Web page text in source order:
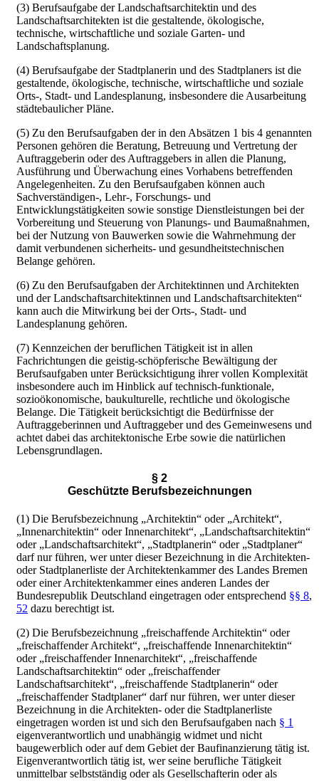
(3) Berufsaufgabe der Landschaftsarchitektin und des
Landschaftsarchitekten ist die gestaltende, ökologische,
technische, wirtschaftliche und soziale Garten- und
Landschaftsplanung.
(4) Berufsaufgabe der Stadtplanerin und des Stadtplaners ist die
gestaltende, ökologische, technische, wirtschaftliche und soziale
Orts-, Stadt- und Landesplanung, insbesondere die Ausarbeitung
städtebaulicher Pläne.
(5) Zu den Berufsaufgaben der in den Absätzen 1 bis 4 genannten
Personen gehören die Beratung, Betreuung und Vertretung der
Auftraggeberin oder des Auftraggebers in allen die Planung,
Ausführung und Überwachung eines Vorhabens betreffenden
Angelegenheiten. Zu den Berufsaufgaben können auch
Sachverständigen-, Lehr-, Forschungs- und
Entwicklungstätigkeiten sowie sonstige Dienstleistungen bei der
Vorbereitung und Steuerung von Planungs- und Baumaßnahmen,
bei der Nutzung von Bauwerken sowie die Wahrnehmung der
damit verbundenen sicherheits- und gesundheitstechnischen
Belange gehören.
(6) Zu den Berufsaufgaben der Architektinnen und Architekten
und der Landschaftsarchitektinnen und Landschaftsarchitekten“
kann auch die Mitwirkung bei der Orts-, Stadt- und
Landesplanung gehören.
(7) Kennzeichen der beruflichen Tätigkeit ist in allen
Fachrichtungen die geistig-schöpferische Bewältigung der
Berufsaufgaben unter Berücksichtigung ihrer vollen Komplexität
insbesondere auch im Hinblick auf technisch-funktionale,
sozioökonomische, baukulturelle, rechtliche und ökologische
Belange. Die Tätigkeit berücksichtigt die Bedürfnisse der
Auftraggeberinnen und Auftraggeber und des Gemeinwesens und
achtet dabei das architektonische Erbe sowie die natürlichen
Lebensgrundlagen.
§ 2
Geschützte Berufsbezeichnungen
(1) Die Berufsbezeichnung „Architektin“ oder „Architekt“,
„Innenarchitektin“ oder Innenarchitekt“, „Landschaftsarchitektin“
oder „Landschaftsarchitekt“, „Stadtplanerin“ oder „Stadtplaner“
darf nur führen, wer unter dieser Bezeichnung in die Architekten-
oder Stadtplanerliste der Architektenkammer des Landes Bremen
oder einer Architektenkammer eines anderen Landes der
Bundesrepublik Deutschland eingetragen oder entsprechend §§ 8,
52 dazu berechtigt ist.
(2) Die Berufsbezeichnung „freischaffende Architektin“ oder
„freischaffender Architekt“, „freischaffende Innenarchitektin“
oder „freischaffender Innenarchitekt“, „freischaffende
Landschaftsarchitektin“ oder „freischaffender
Landschaftsarchitekt“, „freischaffende Stadtplanerin“ oder
„freischaffender Stadtplaner“ darf nur führen, wer unter dieser
Bezeichnung in die Architekten- oder die Stadtplanerliste
eingetragen worden ist und sich den Berufsaufgaben nach § 1
eigenverantwortlich und unabhängig widmet und nicht
baugewerblich oder auf dem Gebiet der Baufinanzierung tätig ist.
Eigenverantwortlich tätig ist, wer seine berufliche Tätigkeit
unmittelbar selbstständig oder als Gesellschafterin oder als